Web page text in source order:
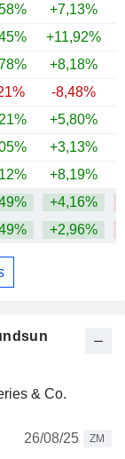
& Co.
26/08/25
ZM
+7,13%
+11,92%
+8,18%
-8,48%
+5,80%
+3,13%
+8,19%
+4,16%
+2,96%